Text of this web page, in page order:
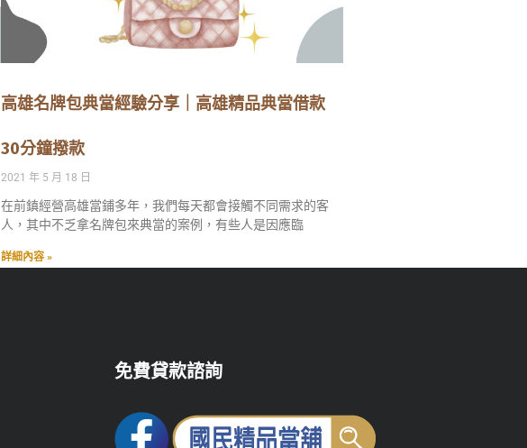
高雄名牌包典當經驗分享｜高雄精品典當借款
30分鐘撥款
2021 年 5 月 18 日
在前鎮經營高雄當鋪多年，我們每天都會接觸不同需求的客
人，其中不乏拿名牌包來典當的案例，有些人是因應臨
詳細內容 »
免費貸款諮詢